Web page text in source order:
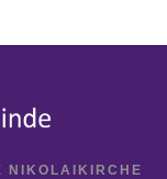
NIKOLAIKIRCHE